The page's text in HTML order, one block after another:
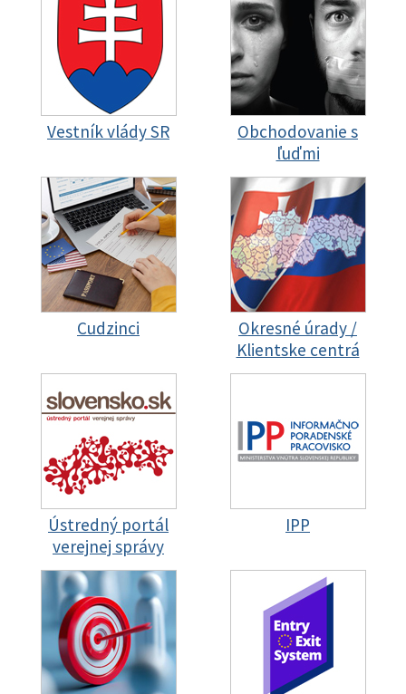
Vestník vlády SR
Obchodovanie s
ľuďmi
Cudzinci
Okresné úrady /
Klientske centrá
Ústredný portál
verejnej správy
IPP